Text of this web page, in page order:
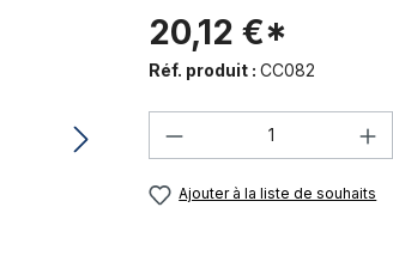
20,12 €*
Réf. produit : CC082
Quantité de
Ajouter à la liste de souhaits